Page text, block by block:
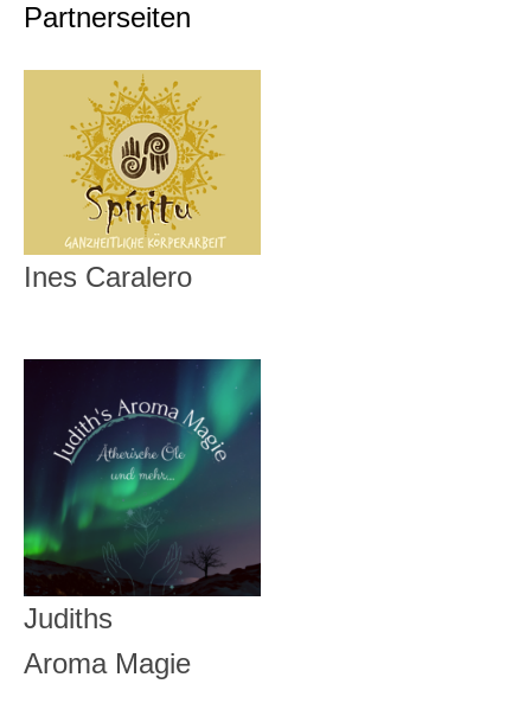
Partnerseiten
Ines Caralero
Judiths
Aroma Magie